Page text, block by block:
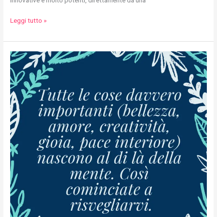
Leggi tutto »
Tutte
le
cose
davvero
importanti